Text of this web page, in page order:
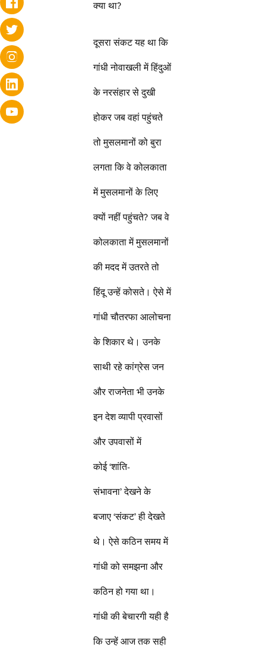
क्या था?
दूसरा संकट यह था कि
गांधी नोवाखली में हिंदुओं
के नरसंहार से दुखी
होकर जब वहां पहुंचते
तो मुसलमानों को बुरा
लगता कि वे कोलकाता
में मुसलमानों के लिए
क्यों नहीं पहुंचते? जब वे
कोलकाता में मुसलमानों
की मदद में उतरते तो
हिंदू उन्हें कोसते। ऐसे में
गांधी चौतरफा आलोचना
के शिकार थे। उनके
साथी रहे कांग्रेस जन
और राजनेता भी उनके
इन देश व्यापी प्रवासों
और उपवासों में
कोई ‘शांति-
संभावना’ देखने के
बजाए ‘संकट’ ही देखते
थे। ऐसे कठिन समय में
गांधी को समझना और
कठिन हो गया था।
गांधी की बेचारगी यही है
कि उन्हें आज तक सही